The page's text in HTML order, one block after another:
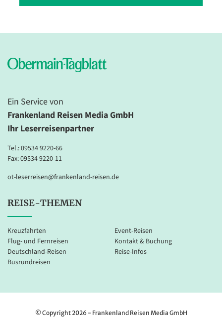
Ein Service von
Frankenland Reisen Media GmbH
Ihr Leserreisenpartner
Tel.:09534 9220-66
Fax: 09534 9220-11
ot-leserreisen@frankenland-reisen.de
REISE-THEMEN
Kreuzfahrten
Flug- und Fernreisen
Deutschland-Reisen
Busrundreisen
Event-Reisen
Kontakt & Buchung
Reise-Infos
© Copyright 2026 - Frankenland Reisen Media GmbH